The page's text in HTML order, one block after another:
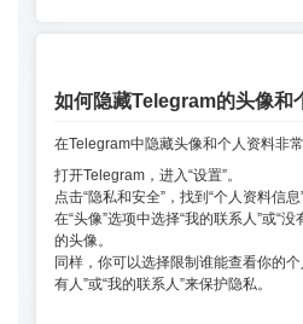
如何隐藏Telegram的头像和
在Telegram中隐藏头像和个人资料非常
打开Telegram，进入“设置”。
点击“隐私和安全”，找到“个人资料信息”
在“头像”选项中选择“我的联系人”或“
的头像。
同样，你可以选择限制谁能查看你的
有人”或“我的联系人”来保护隐私。